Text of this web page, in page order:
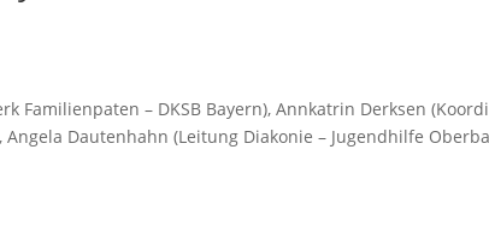
Familienpaten – DKSB Bayern), Annkatrin Derksen
Dautenhahn (Leitung Diakonie – Jugendhilfe